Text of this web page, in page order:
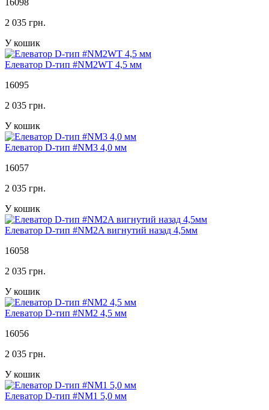
2 035 грн.
У кошик
Елеватор D-тип #NM2WT 4,5 мм
16095
2 035 грн.
У кошик
Елеватор D-тип #NM3 4,0 мм
16057
2 035 грн.
У кошик
Елеватор D-тип #NM2A вигнутий назад 4,5мм
16058
2 035 грн.
У кошик
Елеватор D-тип #NM2 4,5 мм
16056
2 035 грн.
У кошик
Елеватор D-тип #NM1 5,0 мм